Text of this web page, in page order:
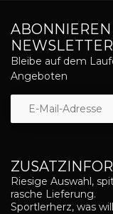
Riesige Auswahl,
rasche Lieferung.
Sportlerherz, was
NEWSLETTER
Bleibe auf dem
Angeboten